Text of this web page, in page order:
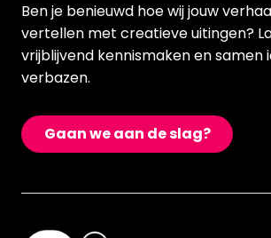
Ben je benieuwd hoe wij jouw
vertellen met creatieve uitingen?
vrijblijvend kennismaken en samen
verbazen.
Gaan we aan de slag?